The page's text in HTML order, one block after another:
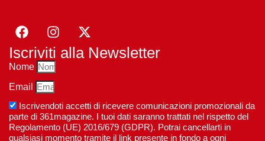
Iscriviti alla Newsletter
Nome
Email
Iscrivendoti accetti di ricevere comunicazioni promozionali da
parte di 361magazine. I tuoi dati saranno trattati nel rispetto del
Regolamento (UE) 2016/679 (GDPR). Potrai cancellarti in
qualsiasi momento tramite il link presente in fondo a ogni